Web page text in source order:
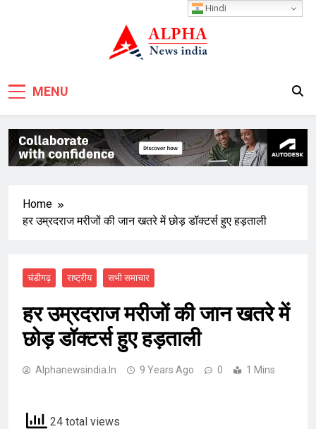
MENU
Home
हर उम्रदराज मरीजों की जान खतरे में छोड़ डॉक्टर्स हुए हड़ताली
चंडीगढ़ राष्ट्रीय सभी समाचार
हर उम्रदराज मरीजों की जान खतरे में
छोड़ डॉक्टर्स हुए हड़ताली
Alphanewsindia.in 9 Years Ago 0 1 Mins
24 total views
Hindi